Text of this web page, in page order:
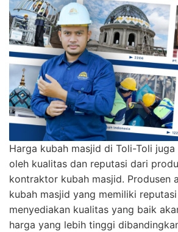
Harga kubah masjid di Toli-Toli
oleh kualitas dan reputasi dari
kontraktor kubah masjid. Produsen
kubah masjid yang memiliki
menyediakan kualitas yang baik
harga yang lebih tinggi